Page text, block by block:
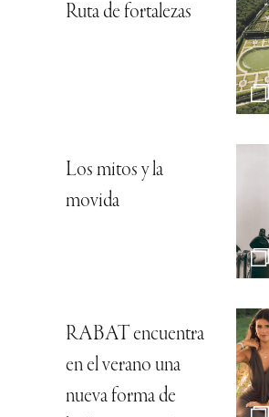
Ruta de fortalezas
Los mitos y la
movida
RABAT encuentra
en el verano una
nueva forma de